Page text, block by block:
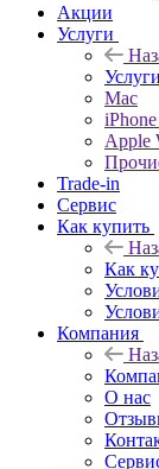
Акции
Услуги
Услуги
Mac
Apple
Trade-in
Сервис
Как купить
Как
Компания
О нас